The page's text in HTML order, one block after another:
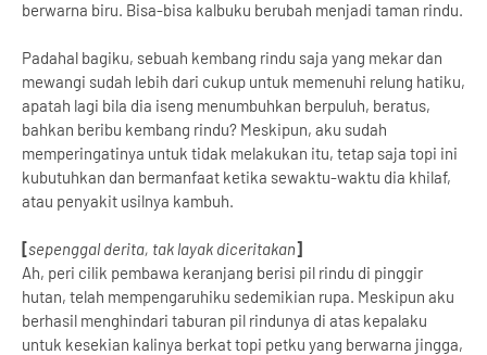
berwarna biru. Bisa-bisa kalbuku berubah menjadi taman rindu.
Padahal bagiku, sebuah kembang rindu saja yang mekar dan
mewangi sudah lebih dari cukup untuk memenuhi relung hatiku,
apatah lagi bila dia iseng menumbuhkan berpuluh, beratus,
bahkan beribu kembang rindu? Meskipun, aku sudah
memperingatinya untuk tidak melakukan itu, tetap saja topi ini
kubutuhkan dan bermanfaat ketika sewaktu-waktu dia khilaf,
atau penyakit usilnya kambuh.
[sepenggal derita, tak layak diceritakan]
Ah, peri cilik pembawa keranjang berisi pil rindu di pinggir
hutan, telah mempengaruhiku sedemikian rupa. Meskipun aku
berhasil menghindari taburan pil rindunya di atas kepalaku
untuk kesekian kalinya berkat topi petku yang berwarna jingga,